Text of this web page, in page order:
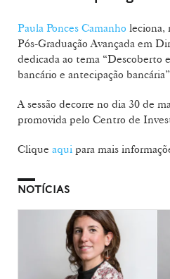
Paula Ponces Camanho leciona,
Pós-Graduação Avançada em
dedicada ao tema “Descoberto
bancário e antecipação
A sessão decorre no dia 30 de
promovida pelo Centro de
Clique aqui para mais
NOTÍCIAS